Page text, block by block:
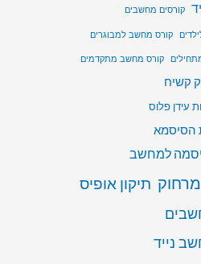
קורסים מחשבים
קורס מחשב למבוגרים
קורס מחשב מתקדמים
קשיח
עידן פלוס
הסיסמא
למחשב
תיקון אופיס
נייד